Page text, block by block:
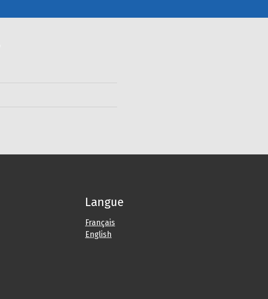
Langue
Français
English